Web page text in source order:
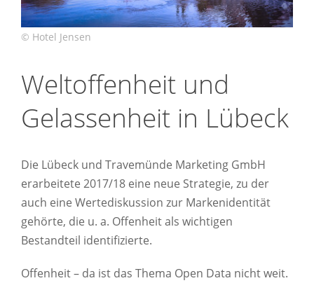
Weltoffenheit und
Gelassenheit in Lübeck
Die Lübeck und Travemünde Marketing GmbH
erarbeitete 2017/18 eine neue Strategie, zu der
auch eine Wertediskussion zur Markenidentität
gehörte, die u. a. Offenheit als wichtigen
Bestandteil identifizierte.
Offenheit – da ist das Thema Open Data nicht weit.